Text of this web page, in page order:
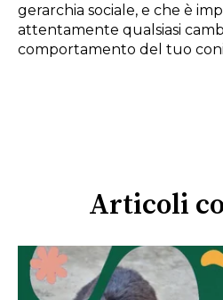
gerarchia sociale, e che è
attentamente qualsiasi
comportamento del tuo
Articoli